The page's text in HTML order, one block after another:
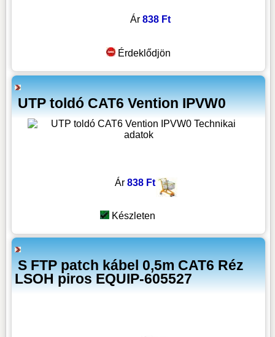
Ár838 Ft
Érdeklődjön
UTP toldó CAT6 Vention IPVW0
Ár 838 Ft
Készleten
S FTP patch kábel 0,5m CAT6 Réz
LSOH piros EQUIP-605527